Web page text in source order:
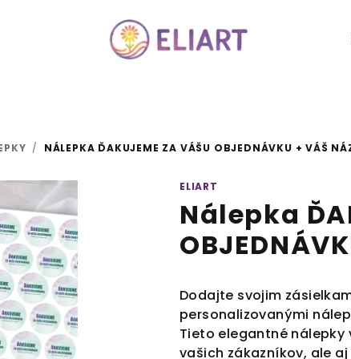
/ NÁLEPKA ĎAKUJEME ZA VÁŠU OBJEDNÁVKU + VÁŠ
ELIART
Nálepka
Dodajte svojim
personalizovanými
Tieto elegantné
vašich zákazníkov, ale